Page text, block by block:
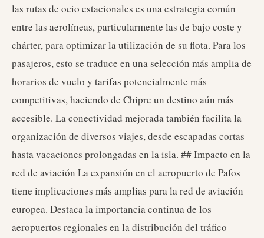
las rutas de ocio estacionales es una estrategia común
entre las aerolíneas, particularmente las de bajo coste y
chárter, para optimizar la utilización de su flota. Para los
pasajeros, esto se traduce en una selección más amplia de
horarios de vuelo y tarifas potencialmente más
competitivas, haciendo de Chipre un destino aún más
accesible. La conectividad mejorada también facilita la
organización de diversos viajes, desde escapadas cortas
hasta vacaciones prolongadas en la isla. ## Impacto en la
red de aviación La expansión en el aeropuerto de Pafos
tiene implicaciones más amplias para la red de aviación
europea. Destaca la importancia continua de los
aeropuertos regionales en la distribución del tráfico